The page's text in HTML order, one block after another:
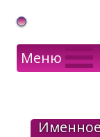
Gif Открытки в
Меню